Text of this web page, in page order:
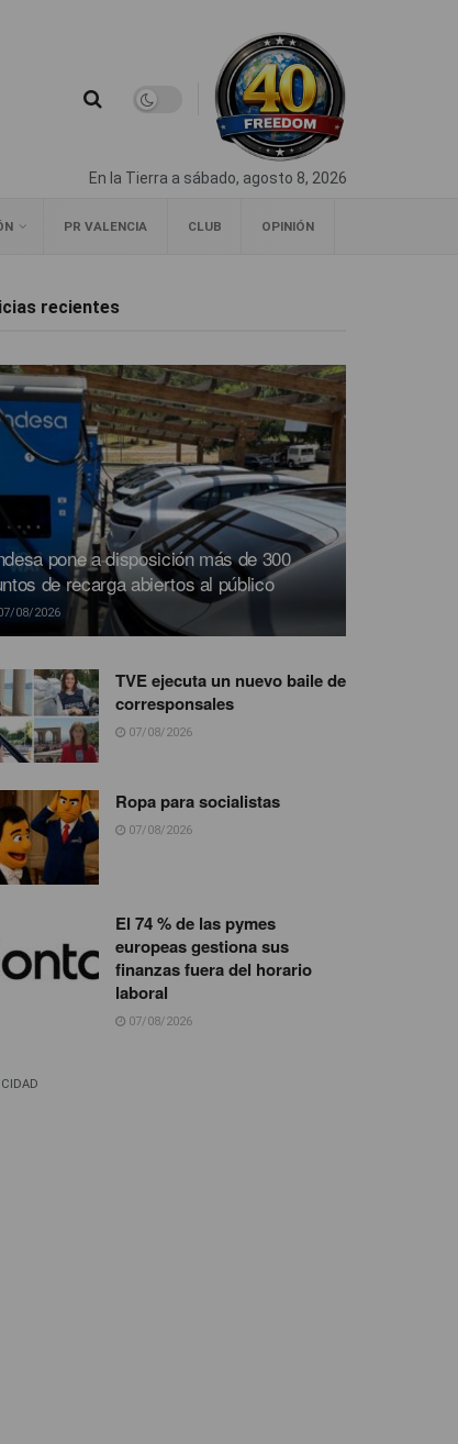
En la Tierra a sábado, agosto 8, 2026
PR VALENCIA CLUB OPINIÓN
recientes
pone a disposición más de 300
de recarga abiertos al público
08/2026
TVE ejecuta un nuevo baile de
corresponsales
07/08/2026
Ropa para socialistas
07/08/2026
El 74 % de las pymes
europeas gestiona sus
finanzas fuera del horario
laboral
07/08/2026